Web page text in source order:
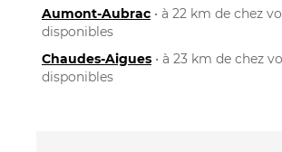
Aumont-Aubrac • à 22 km de chez
disponibles
Chaudes-Aigues • à 23 km de chez
disponibles